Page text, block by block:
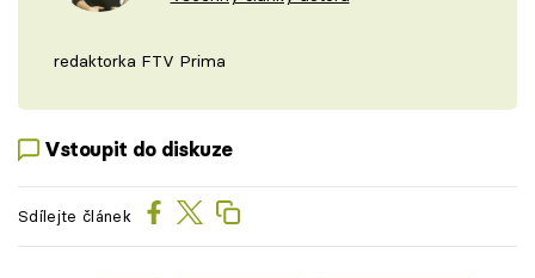
redaktorka FTV Prima
Vstoupit do diskuze
Sdílejte článek